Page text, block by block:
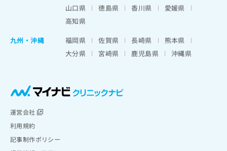
山口県
徳島県 香川県
愛媛県
高知県
九州・沖縄
福岡県 佐賀県 長崎県
熊本県
大分県
宮崎県 鹿児島県 沖縄県
運営会社
利用規約
記事制作ポリシー